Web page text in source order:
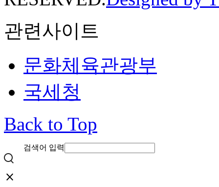
관련사이트
문화체육관광부
국세청
Back to Top
검색어 입력
close